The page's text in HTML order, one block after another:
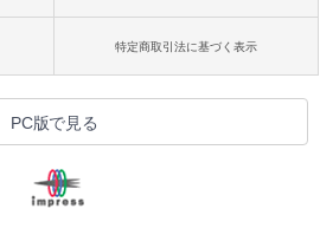
特定商取引法に基づく表示
PC版で見る